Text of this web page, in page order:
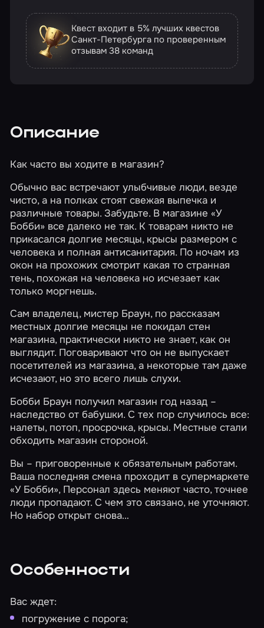
Квест входит в 5% лучших квестов
Санкт-Петербурга по проверенным
отзывам38 команд
Описание
Как часто вы ходите в магазин?
Обычно вас встречают улыбчивые люди, везде
чисто, а на полках стоят свежая выпечка и
различные товары. Забудьте. В магазине «У
Бобби» все далеко не так. К товарам никто не
прикасался долгие месяцы, крысы размером с
человека и полная антисанитария. По ночам из
окон на прохожих смотрит какая то странная
тень, похожая на человека но исчезает как
только моргнешь.
Сам владелец, мистер Браун, по рассказам
местных долгие месяцы не покидал стен
магазина, практически никто не знает, как он
выглядит. Поговаривают что он не выпускает
посетителей из магазина, а некоторые там даже
исчезают, но это всего лишь слухи.
Бобби Браун получил магазин год назад –
наследство от бабушки. С тех пор случилось все:
налеты, потоп, просрочка, крысы. Местные стали
обходить магазин стороной.
Вы – приговоренные к обязательным работам.
Ваша последняя смена проходит в супермаркете
«У Бобби», Персонал здесь меняют часто, точнее
люди пропадают. С чем это связано, не уточняют.
Но набор открыт снова…
Особенности
Вас ждет:
погружение с порога;